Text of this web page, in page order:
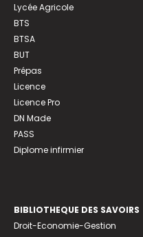
Lycée Agricole
BTS
BTSA
BUT
Prépas
Licence
Licence Pro
DN Made
PASS
Diplome infirmier
BIBLIOTHEQUE DES SAVOIRS
Droit-Economie-Gestion